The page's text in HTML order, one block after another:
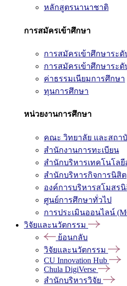
หลักสูตรนานาชาติ
การสมัครเข้าศึกษา
การสมัครเข้าศึกษาร
การสมัครเข้าศึกษาระ
ค่าธรรมเนียมการศึกษา
ทุนการศึกษา
หน่วยงานการศึกษา
คณะ วิทยาลัย และสถา
สำนักงานการทะเบียน
สำนักบริหารเทคโนโลยี
สำนักบริหารกิจการนิสิต
องค์การบริหารสโมสร
ศูนย์การศึกษาทั่วไป
การประเมินออนไลน์
วิจัยและนวัตกรรม
ย้อนกลับ
วิจัยและนวัตกรรม
CU Innovation Hub
Chula DigiVerse
สำนักบริหารวิจัย